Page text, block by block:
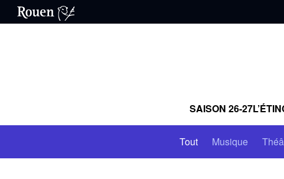
SAISON 26-27
Tout Musique